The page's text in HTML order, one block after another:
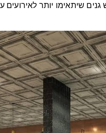
שיתאימו יותר לאירועים